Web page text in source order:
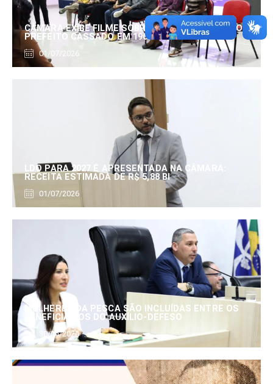
CÂMARA EXIBE FILME SOBRE EDUARDO SERRANO,
PREFEITO CASSADO EM 1960
01/07/2026
LDO PARA 2027 É APRESENTADA NA CÂMARA:
RECEITA ESTIMADA DE R$ 5,88 BI
01/07/2026
MULHERES DA PESCA SÃO INCLUÍDAS ENTRE OS
BENEFICIÁRIOS DO AUXÍLIO-DEFESO
30/06/2026